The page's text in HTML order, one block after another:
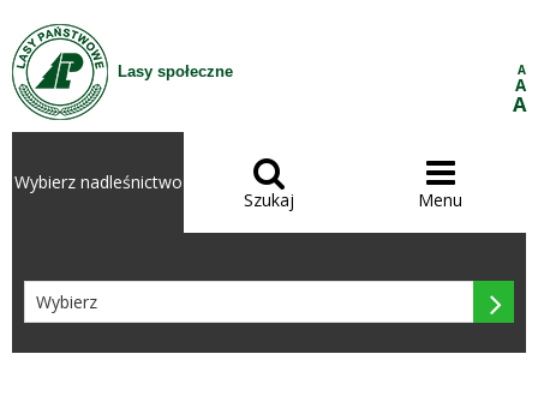
Przejdź do treści
Lasy społeczne A
A
A
Wybierz nadleśnictwo 
Szukaj

Menu
